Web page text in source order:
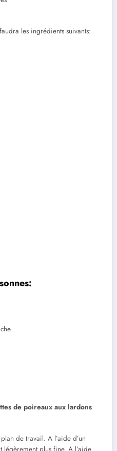
les ingrédients suivants:
de poireaux aux lardons
de travail. A l’aide d’un